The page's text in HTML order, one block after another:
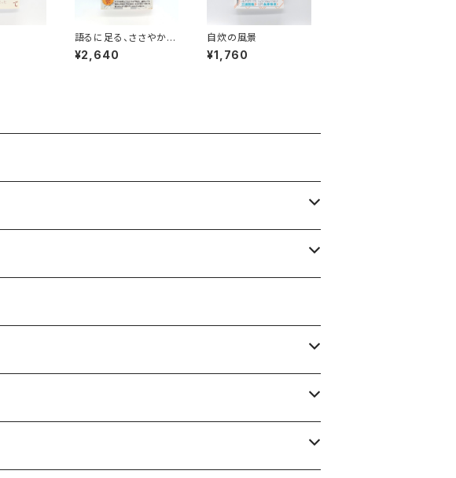
語るに足る、ささやかな
人生
¥2,640
自炊の風景
¥1,760